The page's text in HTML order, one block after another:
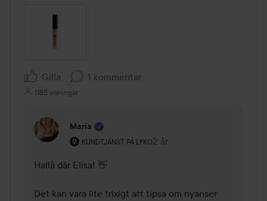
Gilla 1 kommentar
1185 visningar
Maria
KUNDTJÄNST PÅ LYKO
Användarens roll: Kundtjänst på Lyko.
2 år
Kommentaren lades 2 år
Hallå där Elisa! 👋
Det kan vara lite trixigt att tipsa om nyanser